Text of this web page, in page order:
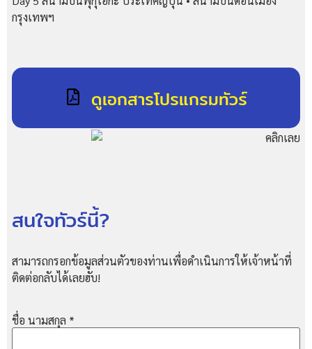
กรุงเทพฯ
ดูเอกสารโปรแกรมทัวร์
สนใจทัวร์นี้?
สามารถกรอกข้อมูลส่วนตัวของท่านเพื่อดำเนินการให้เจ้าหน้าที่
ติดต่อกลับได้เลยฮับ!
ชื่อ นามสกุล *